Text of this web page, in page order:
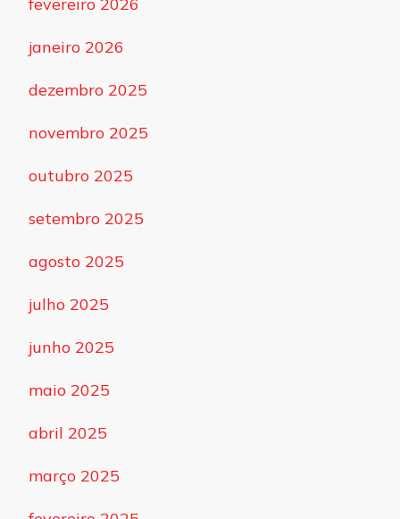
janeiro 2026
dezembro 2025
novembro 2025
outubro 2025
setembro 2025
agosto 2025
julho 2025
junho 2025
maio 2025
abril 2025
março 2025